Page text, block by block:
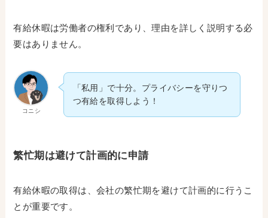
有給休暇は労働者の権利であり、理由を詳しく説明する必
要はありません。
コニシ
「私用」で十分。プライバシーを守りつ
つ有給を取得しよう！
繁忙期は避けて計画的に申請
有給休暇の取得は、会社の繁忙期を避けて計画的に行うこ
とが重要です。